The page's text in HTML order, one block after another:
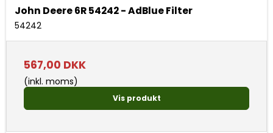
John Deere 6R 54242 - AdBlue Filter
54242
567,00 DKK
(inkl. moms)
Vis produkt